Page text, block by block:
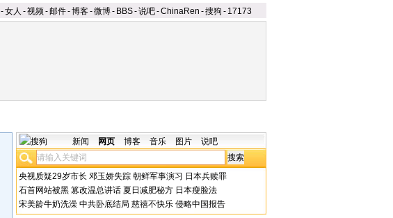
-女人 -视频-邮件-博客-微博- BBS-说吧-ChinaRen -搜狗 - 17173
新闻 网页 博客 音乐 图片 说吧
央视质疑29岁市长 邓玉娇失踪 朝鲜军事演习 日本兵赎罪
石首网站被黑 篡改温总讲话 夏日减肥秘方 日本瘦脸法
宋美龄牛奶洗澡 中共卧底结局 慈禧不快乐 侵略中国报告